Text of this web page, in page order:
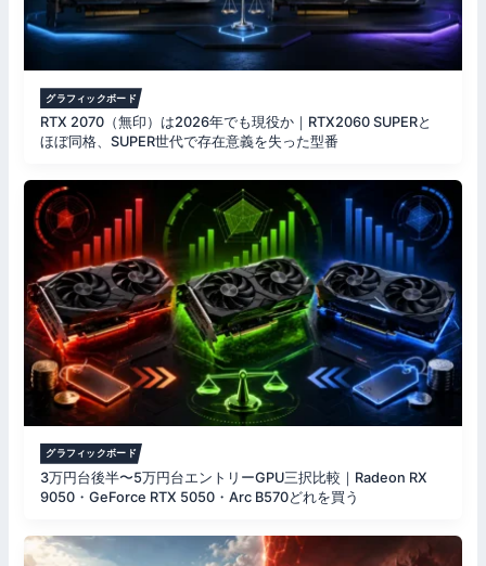
グラフィックボード
RTX 2070（無印）は2026年でも現役か｜RTX2060 SUPERと
ほぼ同格、SUPER世代で存在意義を失った型番
グラフィックボード
3万円台後半〜5万円台エントリーGPU三択比較｜Radeon RX
9050・GeForce RTX 5050・Arc B570どれを買う